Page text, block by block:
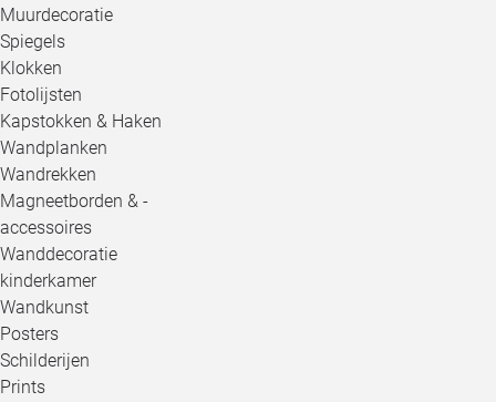
Muurdecoratie
Spiegels
Klokken
Fotolijsten
Kapstokken & Haken
Wandplanken
Wandrekken
Magneetborden & -
accessoires
Wanddecoratie
kinderkamer
Wandkunst
Posters
Schilderijen
Prints